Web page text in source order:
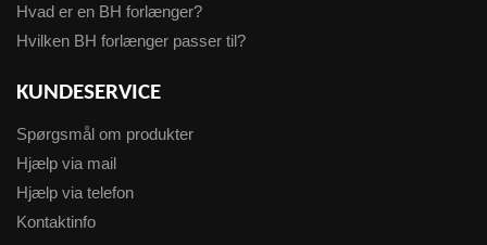
Hvad er en BH forlænger?
Hvilken BH forlænger passer til?
KUNDESERVICE
Spørgsmål om produkter
Hjælp via mail
Hjælp via telefon
Kontaktinfo